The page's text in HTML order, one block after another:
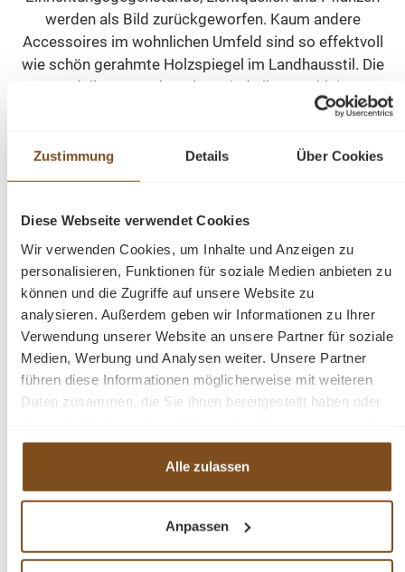
Zustimmung Details Über Cookies
Diese Webseite verwendet Cookies
Wir verwenden Cookies, um Inhalte und Anzeigen zu
personalisieren, Funktionen für soziale Medien anbieten zu
können und die Zugriffe auf unsere Website zu
analysieren. Außerdem geben wir Informationen zu Ihrer
Verwendung unserer Website an unsere Partner für soziale
Medien, Werbung und Analysen weiter. Unsere Partner
führen diese Informationen möglicherweise mit weiteren
Daten zusammen, die Sie ihnen bereitgestellt haben oder
haben.
Alle zulassen
Anpassen
werden als Bild zurückgeworfen. Kaum andere
Accessoires im wohnlichen Umfeld sind so effektvoll
wie schön gerahmte Holzspiegel im Landhausstil. Die
Modelle von Wohnpalast sind allesamt kleine
Schmuckstücke und Blickfänge fürs Badezimmer, die
Die Rahmen sind dabei hochwertig von Hand gefertigt.
Spiegelnde Flächen haben die Menschen von jeher
fasziniert. Schon im antiken Mythos verliebte sich
Narziss in sein eigenes Spiegelbild und verstarb
schließlich, weil er es nicht erreichen konnte. Im Märchen
und in der Literatur setzen geheimnisvolle Wandspiegel
verhängnisvolle Ereignisse in Gang. Der Spiegel ist ein
Symbol für die Eitelkeit, aber auch für das Abbild der
Seele und für Klugheit, Selbsterkenntnis und Wahrheit.
lateinischen Wort „speculum“ und bedeutet Abbild. Der
englische „mirror“ hat sogar etwas mit dem Mirakel und
der Magie zu tun. Die schönen und hochwertigen
Holzspiegel von Wohnpalast bilden ab und rahmen das
Abgebildete gleichzeitig ein. Ein Strauß Narzissen oder
Tulpen vor einem solchen Spiegel zeigt sich in doppelter